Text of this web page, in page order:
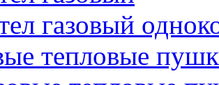
газовый
тепловые